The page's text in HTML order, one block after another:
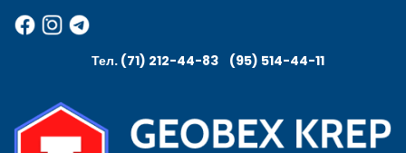
Тел. (71) 212-44-83 (95) 514-44-11